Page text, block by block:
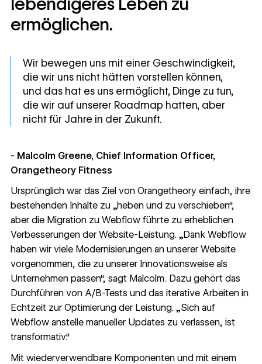
ermöglichen.
Wir bewegen uns mit einer Geschwindigkeit,
die wir uns nicht hätten vorstellen können,
und das hat es uns ermöglicht, Dinge zu tun,
die wir auf unserer Roadmap hatten, aber
nicht für Jahre in der Zukunft.
- Malcolm Greene, Chief Information Officer,
Orangetheory Fitness
Ursprünglich war das Ziel von Orangetheory einfach, ihre
bestehenden Inhalte zu „heben und zu verschieben“,
aber die Migration zu Webflow führte zu erheblichen
Verbesserungen der Website-Leistung. „Dank Webflow
haben wir viele Modernisierungen an unserer Website
vorgenommen, die zu unserer Innovationsweise als
Unternehmen passen“, sagt Malcolm. Dazu gehört das
Durchführen von A/B-Tests und das iterative Arbeiten in
Echtzeit zur Optimierung der Leistung. „Sich auf
Webflow anstelle manueller Updates zu verlassen, ist
transformativ.“
Mit wiederverwendbare Komponentenund mit einem